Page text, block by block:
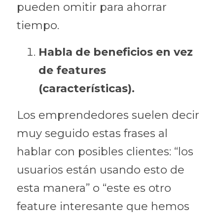
pueden omitir para ahorrar
tiempo.
Habla de beneficios en vez
de features
(características).
Los emprendedores suelen decir
muy seguido estas frases al
hablar con posibles clientes: “los
usuarios están usando esto de
esta manera” o “este es otro
feature interesante que hemos